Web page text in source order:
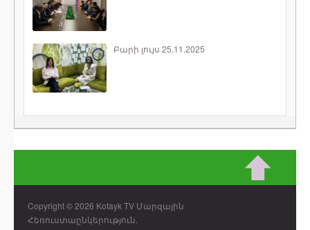
Բարի լույս 25.11.2025
Copyright © 2026 Kotayk TV Մարզային
Հեռուստաընկերություն.